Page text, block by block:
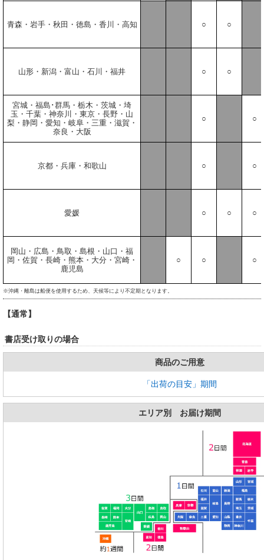
青森・岩手・秋田・徳島・香川・高知 ○ ○
山形・新潟・富山・石川・福井 ○ ○
宮城・福島･群馬・栃木・茨城・埼
玉・千葉・神奈川・東京・長野・山
梨・静岡・愛知・岐阜・三重・滋賀・
奈良・大阪
○ ○
京都・兵庫・和歌山 ○ ○
愛媛 ○ ○ ○
岡山・広島・鳥取・島根・山口・福
岡・佐賀・長崎・熊本・大分・宮崎・
鹿児島
○ ○ ○
※沖縄・離島は船便を使用するため、天候等により不定期となります。
【通常】
書店受け取りの場合
商品のご用意
「出荷の目安」期間
エリア別 お届け期間